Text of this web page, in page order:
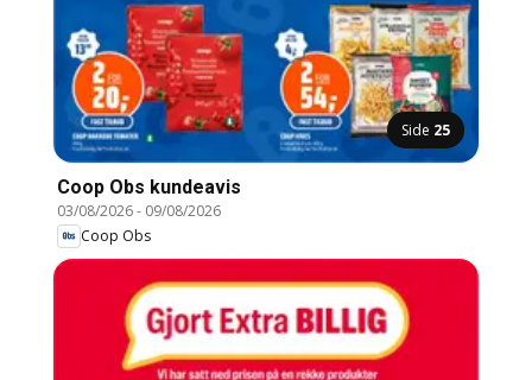
Side 25
Coop Obs kundeavis
03/08/2026- 09/08/2026
Coop Obs